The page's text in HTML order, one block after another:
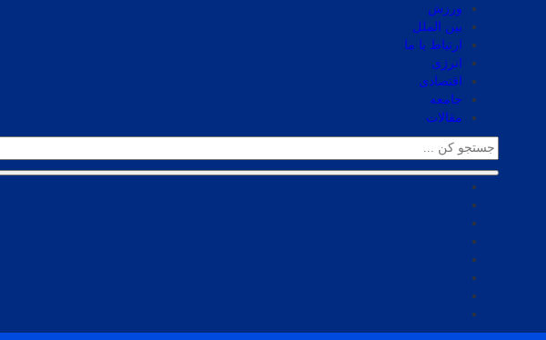
ورزش
بین الملل
ارتباط با ما
انرژی
اقتصادی
جامعه
مقالات